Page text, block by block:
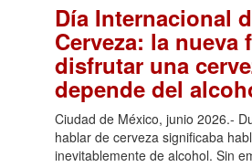
Día Internacional
Cerveza: la nueva
disfrutar una
depende del
Ciudad de México, junio 2026.-
hablar de cerveza significaba
inevitablemente de alcohol. Sin